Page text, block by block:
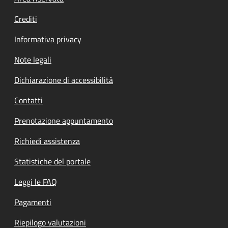
Crediti
Informativa privacy
Note legali
Dichiarazione di accessibilità
Contatti
Prenotazione appuntamento
Richiedi assistenza
Statistiche del portale
Leggi le FAQ
Pagamenti
Riepilogo valutazioni